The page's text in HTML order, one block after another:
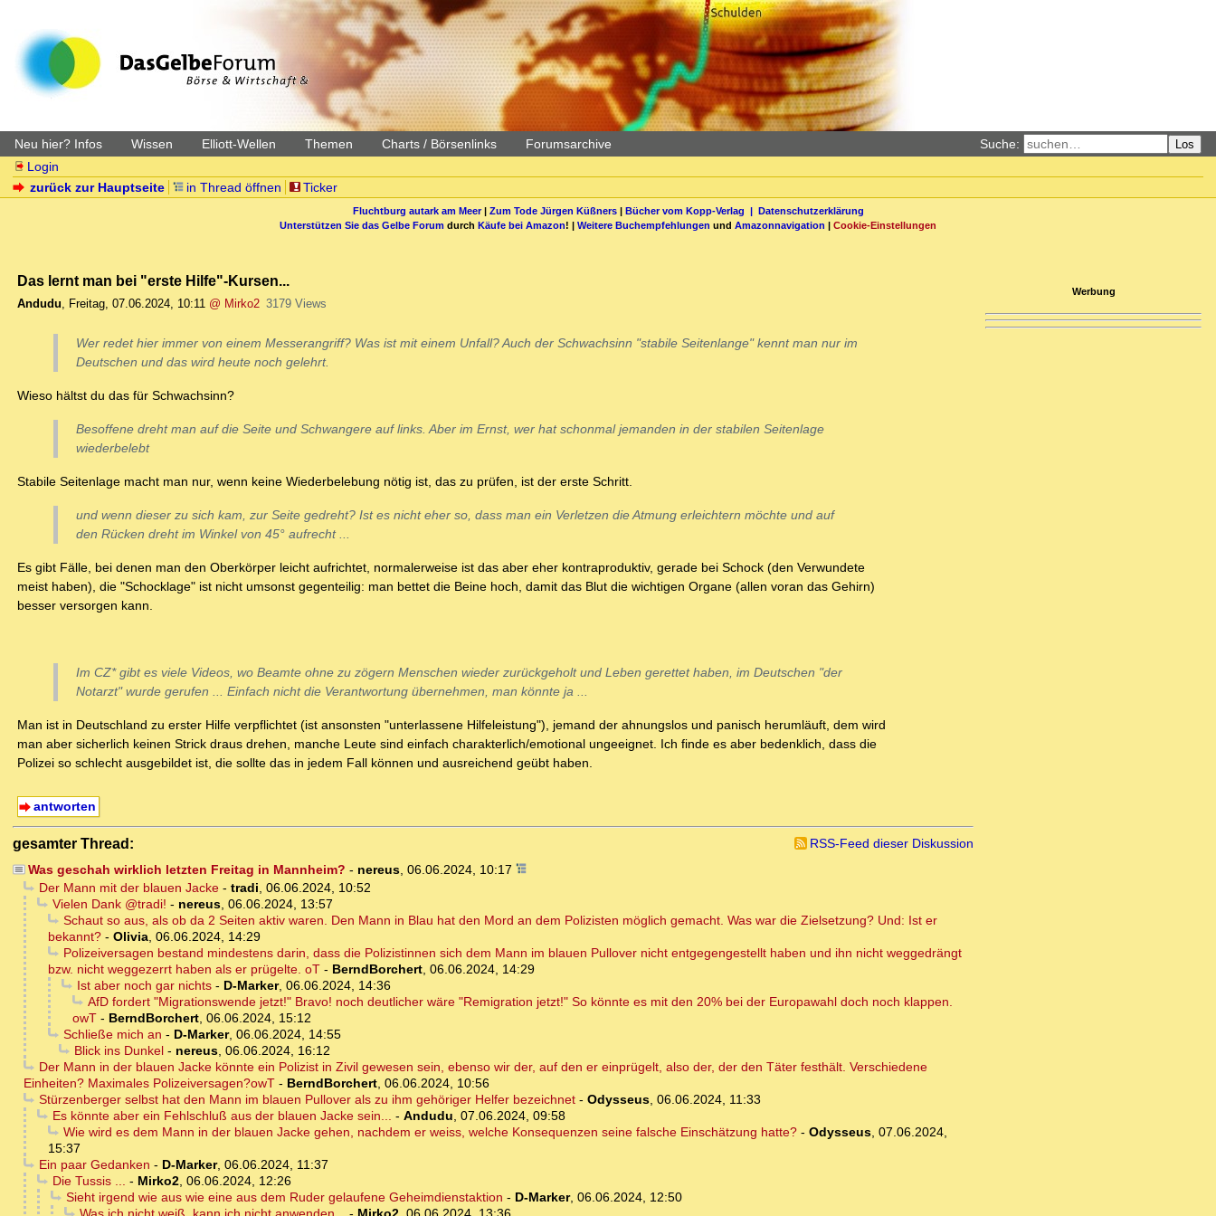
Neu hier? Infos Wissen Elliott-Wellen Themen Charts / Börsenlinks Forumsarchive Suche: Los
Login
zurück zur Hauptseite
in Thread öffnen Ticker
Fluchtburg autark am Meer| Zum Tode Jürgen Küßners| Bücher vom Kopp-Verlag | Datenschutzerklärung
Unterstützen Sie das Gelbe Forum durch Käufe bei Amazon! | Weitere Buchempfehlungen und Amazonnavigation | Cookie-Einstellungen
Das lernt man bei "erste Hilfe"-Kursen...
Andudu, Freitag, 07.06.2024, 10:11 @ Mirko2 3179 Views
Wer redet hier immer von einem Messerangriff? Was ist mit einem Unfall? Auch der Schwachsinn "stabile Seitenlange" kennt man nur im
Deutschen und das wird heute noch gelehrt.
Wieso hältst du das für Schwachsinn?
Besoffene dreht man auf die Seite und Schwangere auf links. Aber im Ernst, wer hat schonmal jemanden in der stabilen Seitenlage
wiederbelebt
Stabile Seitenlage macht man nur, wenn keine Wiederbelebung nötig ist, das zu prüfen, ist der erste Schritt.
und wenn dieser zu sich kam, zur Seite gedreht? Ist es nicht eher so, dass man ein Verletzen die Atmung erleichtern möchte und auf
den Rücken dreht im Winkel von 45° aufrecht ...
Es gibt Fälle, bei denen man den Oberkörper leicht aufrichtet, normalerweise ist das aber eher kontraproduktiv, gerade bei Schock (den Verwundete
meist haben), die "Schocklage" ist nicht umsonst gegenteilig: man bettet die Beine hoch, damit das Blut die wichtigen Organe (allen voran das Gehirn)
besser versorgen kann.
Im CZ* gibt es viele Videos, wo Beamte ohne zu zögern Menschen wieder zurückgeholt und Leben gerettet haben, im Deutschen "der
Notarzt" wurde gerufen ... Einfach nicht die Verantwortung übernehmen, man könnte ja ...
Man ist in Deutschland zu erster Hilfe verpflichtet (ist ansonsten "unterlassene Hilfeleistung"), jemand der ahnungslos und panisch herumläuft, dem wird
man aber sicherlich keinen Strick draus drehen, manche Leute sind einfach charakterlich/emotional ungeeignet. Ich finde es aber bedenklich, dass die
Polizei so schlecht ausgebildet ist, die sollte das in jedem Fall können und ausreichend geübt haben.
antworten
gesamter Thread:
RSS-Feed dieser Diskussion
Was geschah wirklich letzten Freitag in Mannheim? - nereus, 06.06.2024, 10:17
Der Mann mit der blauen Jacke- tradi, 06.06.2024, 10:52
Vielen Dank @tradi! - nereus, 06.06.2024, 13:57
Schaut so aus, als ob da 2 Seiten aktiv waren. Den Mann in Blau hat den Mord an dem Polizisten möglich gemacht. Was war die Zielsetzung? Und: Ist er
bekannt? - Olivia, 06.06.2024, 14:29
Polizeiversagen bestand mindestens darin, dass die Polizistinnen sich dem Mann im blauen Pullover nicht entgegengestellt haben und ihn nicht weggedrängt
bzw. nicht weggezerrt haben als er prügelte. oT - BerndBorchert, 06.06.2024, 14:29
Ist aber noch gar nichts- D-Marker, 06.06.2024, 14:36
AfD fordert "Migrationswende jetzt!" Bravo! noch deutlicher wäre "Remigration jetzt!" So könnte es mit den 20% bei der Europawahl doch noch klappen.
owT - BerndBorchert, 06.06.2024, 15:12
Schließe mich an - D-Marker, 06.06.2024, 14:55
Blick ins Dunkel- nereus, 06.06.2024, 16:12
Der Mann in der blauen Jacke könnte ein Polizist in Zivil gewesen sein, ebenso wir der, auf den er einprügelt, also der, der den Täter festhält. Verschiedene
Einheiten? Maximales Polizeiversagen?owT - BerndBorchert, 06.06.2024, 10:56
Stürzenberger selbst hat den Mann im blauen Pullover als zu ihm gehöriger Helfer bezeichnet- Odysseus, 06.06.2024, 11:33
Es könnte aber ein Fehlschluß aus der blauen Jacke sein... - Andudu, 07.06.2024, 09:58
Wie wird es dem Mann in der blauen Jacke gehen, nachdem er weiss, welche Konsequenzen seine falsche Einschätzung hatte?- Odysseus, 07.06.2024,
15:37
Ein paar Gedanken - D-Marker, 06.06.2024, 11:37
Die Tussis ... - Mirko2, 06.06.2024, 12:26
Sieht irgend wie aus wie eine aus dem Ruder gelaufene Geheimdienstaktion - D-Marker, 06.06.2024, 12:50
Werbung